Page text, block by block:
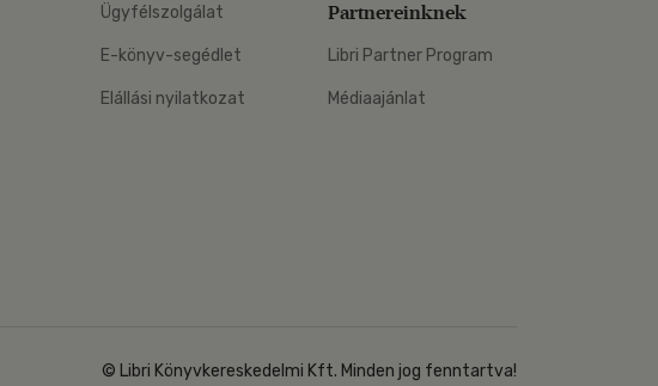
Ügyfélszolgálat
E-könyv-segédlet
Elállási nyilatkozat
Partnereinknek
Libri Partner Program
Médiaajánlat
© Libri Könyvkereskedelmi Kft. Minden jog fenntartva!